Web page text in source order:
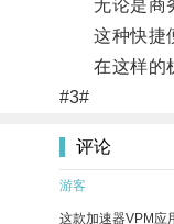
无论是商务
这种快捷便
在这样的机
#3#
评论
游客
这款加速器VPM应